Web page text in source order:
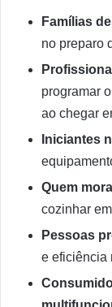
Famílias
no preparo
programar
ao chegar
Iniciantes
Quem
cozinhar
Pessoas
e eficiência